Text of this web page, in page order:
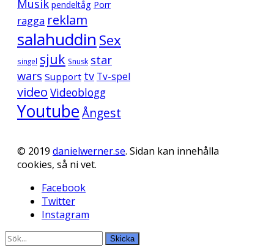
Musik pendeltåg Porr
ragga reklam
salahuddin Sex
singel sjuk Snusk star
wars Support tv Tv-spel
video Videoblogg
YoutubeÅngest
© 2019 danielwerner.se. Sidan kan innehålla
cookies, så ni vet.
Facebook
Twitter
Instagram
Skicka